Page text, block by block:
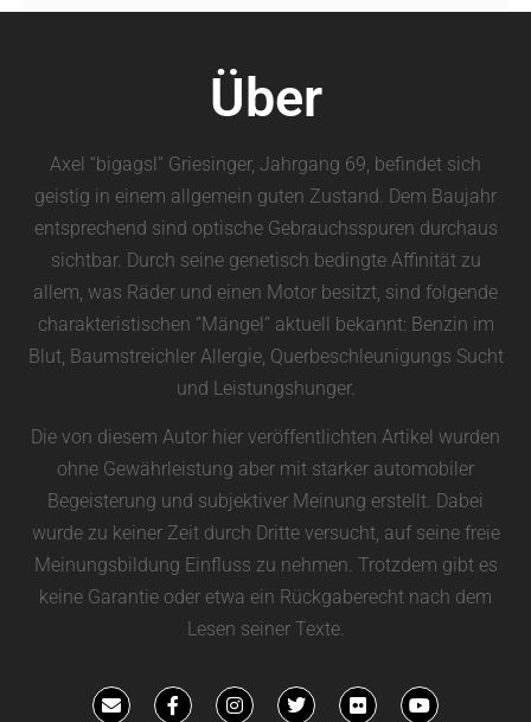
Über
Axel “bigagsl” Griesinger, Jahrgang 69, befindet sich
geistig in einem allgemein guten Zustand. Dem Baujahr
entsprechend sind optische Gebrauchsspuren durchaus
sichtbar. Durch seine genetisch bedingte Affinität zu
allem, was Räder und einen Motor besitzt, sind folgende
charakteristischen “Mängel” aktuell bekannt: Benzin im
Blut, Baumstreichler Allergie, Querbeschleunigungs Sucht
und Leistungshunger.
Die von diesem Autor hier veröffentlichten Artikel wurden
ohne Gewährleistung aber mit starker automobiler
Begeisterung und subjektiver Meinung erstellt. Dabei
wurde zu keiner Zeit durch Dritte versucht, auf seine freie
Meinungsbildung Einfluss zu nehmen. Trotzdem gibt es
keine Garantie oder etwa ein Rückgaberecht nach dem
Lesen seiner Texte.